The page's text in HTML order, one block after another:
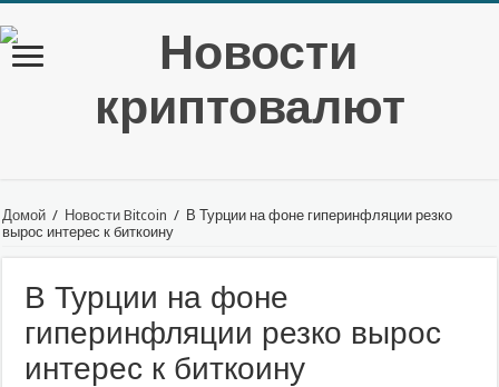
Домой / Новости Bitcoin / В Турции на фоне гиперинфляции резко
вырос интерес к биткоину
В Турции на фоне
гиперинфляции резко вырос
интерес к биткоину